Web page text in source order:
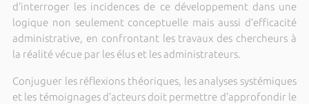
d’interroger les incidences de ce développement dans une
logique non seulement conceptuelle mais aussi d’efficacité
administrative, en confrontant les travaux des chercheurs à
la réalité vécue par les élus et les administrateurs.
Conjuguer les réflexions théoriques, les analyses systémiques
et les témoignages d’acteurs doit permettre d’approfondir le